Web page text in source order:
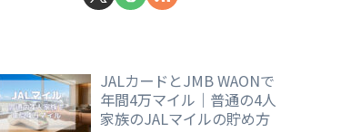
JALカードとJMB WAONで
年間4万マイル｜普通の4人
家族のJALマイルの貯め方